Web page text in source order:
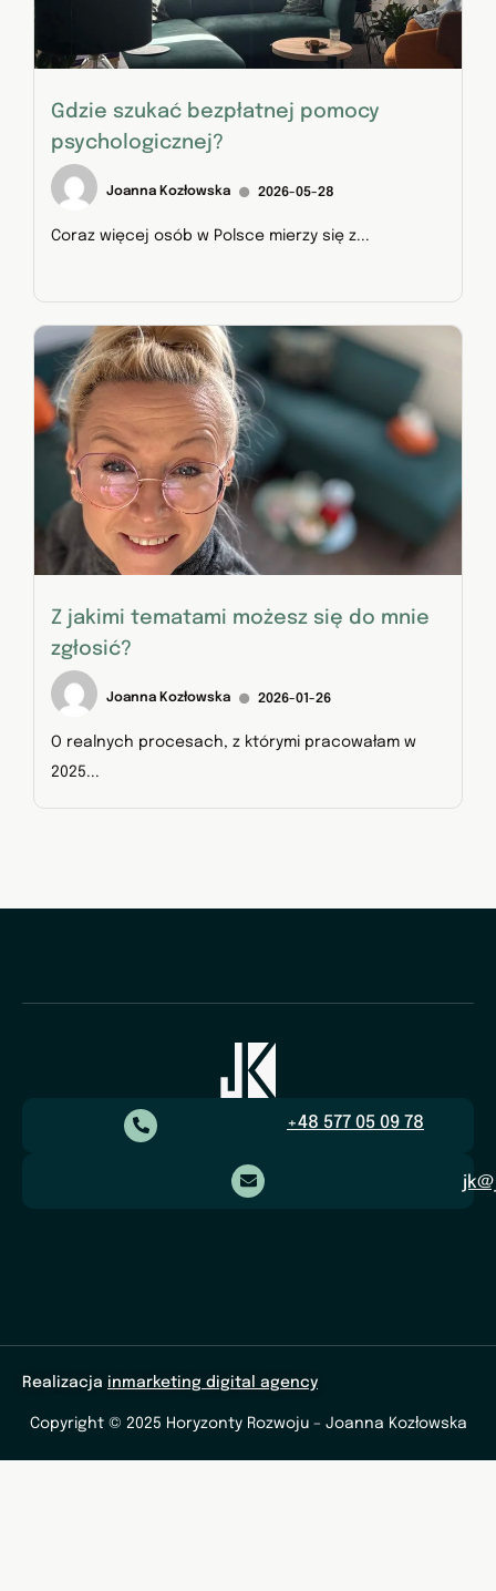
Gdzie szukać bezpłatnej pomocy
psychologicznej?
Joanna Kozłowska 2026-05-28
Coraz więcej osób w Polsce mierzy się z...
Z jakimi tematami możesz się do mnie
zgłosić?
Joanna Kozłowska 2026-01-26
O realnych procesach, z którymi pracowałam w
2025...
+48 577 05 09 78
Copyright © 2025 Horyzonty Rozwoju – Joanna Kozłowska
Realizacja inmarketing digital agency